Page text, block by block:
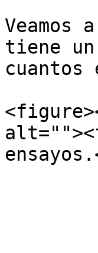
Veamos
tiene un